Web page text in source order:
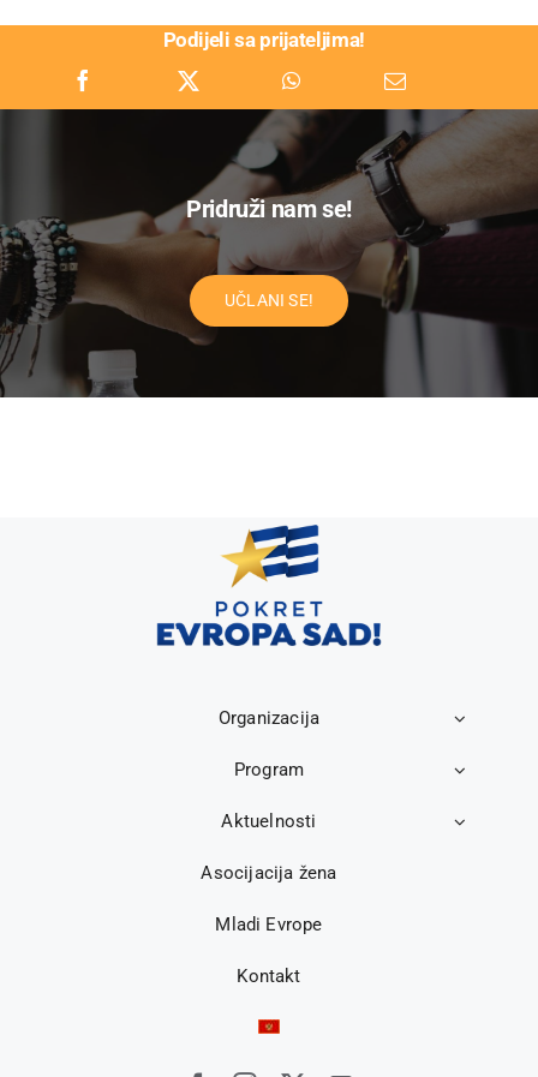
Podijeli sa prijateljima!
Pridruži nam se!
UČLANI SE!
Organizacija
Program
Aktuelnosti
Asocijacija žena
Mladi Evrope
Kontakt